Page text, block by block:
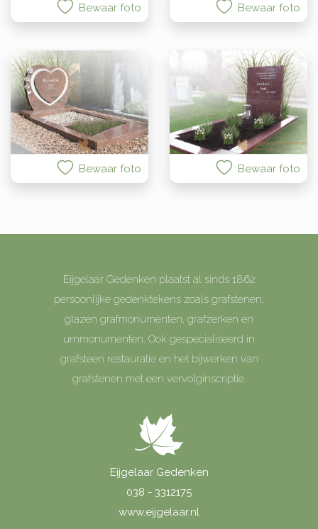
Bewaar foto Bewaar foto
Bewaar foto Bewaar foto
Eijgelaar Gedenken plaatst al sinds 1862
persoonlijke gedenktekens zoals grafstenen,
glazen grafmonumenten, grafzerken en
urnmonumenten. Ook gespecialiseerd in
grafsteen restauratie en het bijwerken van
grafstenen met een vervolginscriptie.
Eijgelaar Gedenken
038 - 3312175
www.eijgelaar.nl